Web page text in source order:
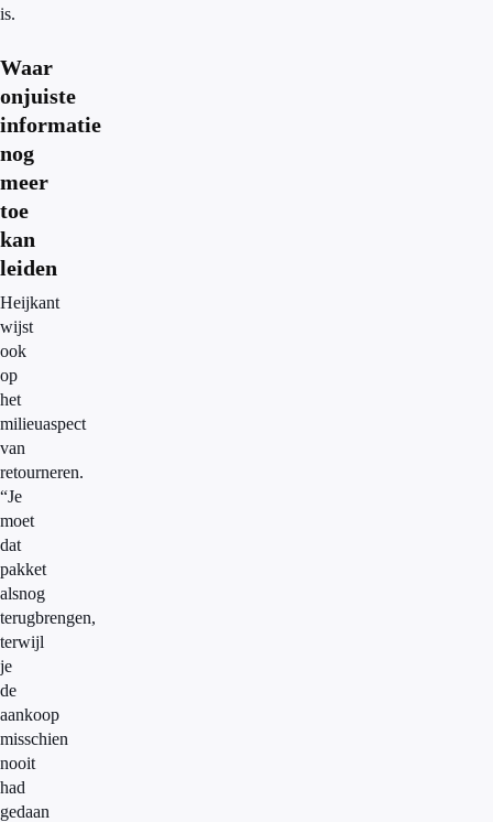
is.
Waar
onjuiste
informatie
nog
meer
toe
kan
leiden
Heijkant
wijst
ook
op
het
milieuaspect
van
retourneren.
“Je
moet
dat
pakket
alsnog
terugbrengen,
terwijl
je
de
aankoop
misschien
nooit
had
gedaan